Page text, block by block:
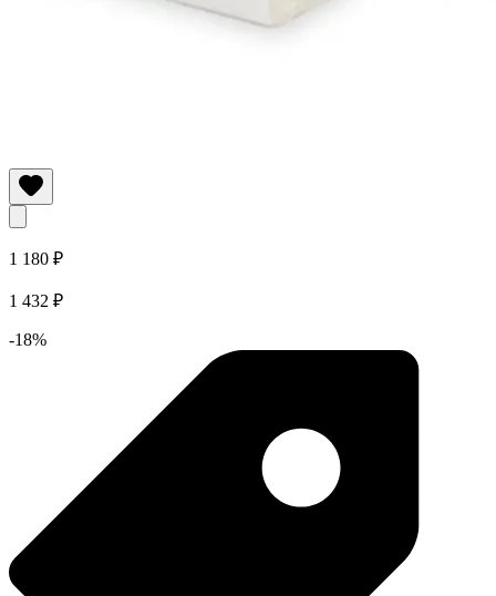
1 180 ₽
1 432 ₽
-18%